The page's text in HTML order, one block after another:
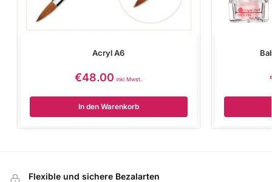
Acryl A6
€48.00 inkl Mwst.
In den Warenkorb
Flexible und sichere Bezalarten